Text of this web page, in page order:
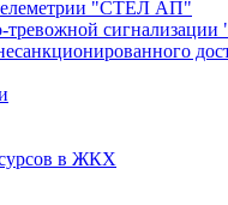
"СТЕЛ АП"
тревожной
в ЖКХ